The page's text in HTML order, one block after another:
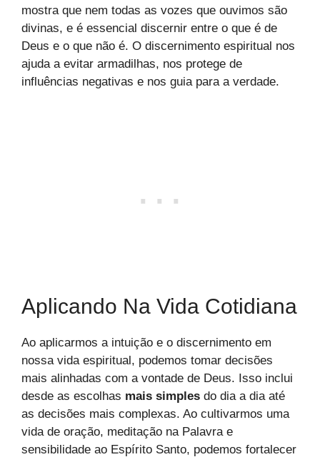
mostra que nem todas as vozes que ouvimos são
divinas, e é essencial discernir entre o que é de
Deus e o que não é. O discernimento espiritual nos
ajuda a evitar armadilhas, nos protege de
influências negativas e nos guia para a verdade.
Aplicando Na Vida Cotidiana
Ao aplicarmos a intuição e o discernimento em
nossa vida espiritual, podemos tomar decisões
mais alinhadas com a vontade de Deus. Isso inclui
desde as escolhas mais simples do dia a dia até
as decisões mais complexas. Ao cultivarmos uma
vida de oração, meditação na Palavra e
sensibilidade ao Espírito Santo, podemos fortalecer